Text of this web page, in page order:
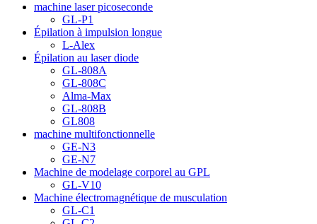
machine laser picoseconde
GL-P1
Épilation à impulsion longue
L-Alex
Épilation au laser diode
GL-808A
GL-808C
Alma-Max
GL-808B
GL808
machine multifonctionnelle
GE-N3
GE-N7
Machine de modelage corporel au GPL
GL-V10
Machine électromagnétique de musculation
GL-C1